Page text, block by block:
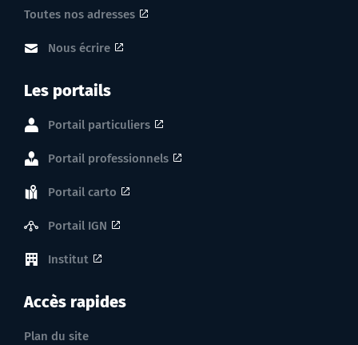
Toutes nos adresses
Nous écrire
Les portails
Portail particuliers
Portail professionnels
Portail carto
Portail IGN
Institut
Accès rapides
Plan du site